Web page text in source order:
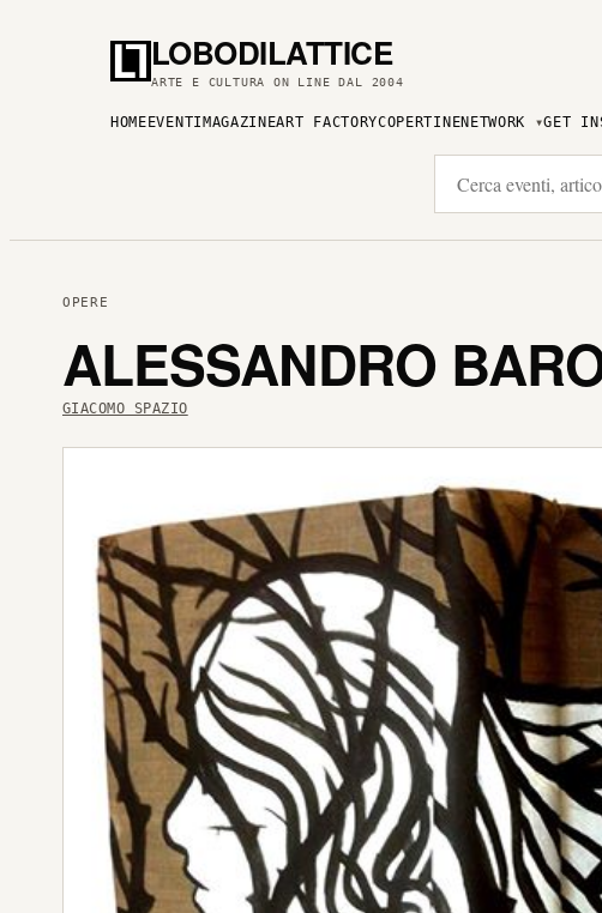
LOBODILATTICE
ARTE E CULTURA ON LINE DAL 2004
HOME EVENTI MAGAZINEART FACTORYCOPERTINENETWORK GET
OPERE
ALESSANDRO
GIACOMO SPAZIO